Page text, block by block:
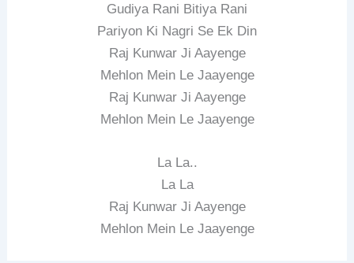
Gudiya Rani Bitiya Rani
Pariyon Ki Nagri Se Ek Din
Raj Kunwar Ji Aayenge
Mehlon Mein Le Jaayenge
Raj Kunwar Ji Aayenge
Mehlon Mein Le Jaayenge
La La..
La La
Raj Kunwar Ji Aayenge
Mehlon Mein Le Jaayenge